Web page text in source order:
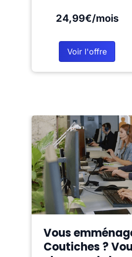
24,99€/mois
Voir l'offre
Vous
Coutiches ?